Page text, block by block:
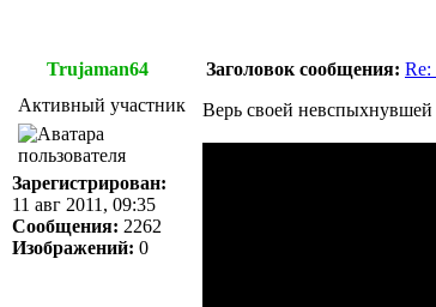
Trujaman64 Заголовок сообщения:
Активный участник
Зарегистрирован:
11 авг 2011, 09:35
Сообщения: 2262
Изображений: 0
Верь своей невспыхнувшей